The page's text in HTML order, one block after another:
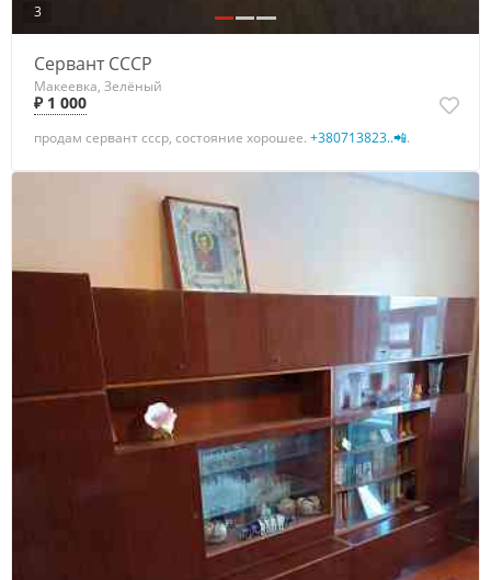
3
Сервант СССР
Макеевка, Зелёный
₽ 1 000
продам сервант ссср, состояние хорошее. +380713823..📲.